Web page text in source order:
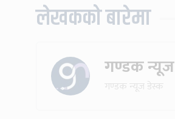
लेखकको बारेमा
गण्डक न्यूज
गण्डक न्यूज डेस्क